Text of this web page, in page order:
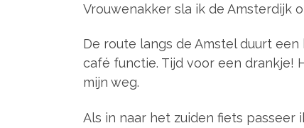
Vrouwenakker sla ik de Amsterdijk
De route langs de Amstel duurt
café functie. Tijd voor een drankje!
mijn weg.
Als in naar het zuiden fiets passeer